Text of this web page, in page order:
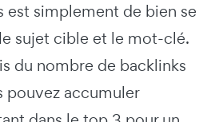
est simplement de bien se
sujet cible et le mot-clé.
du nombre de backlinks
pouvez accumuler